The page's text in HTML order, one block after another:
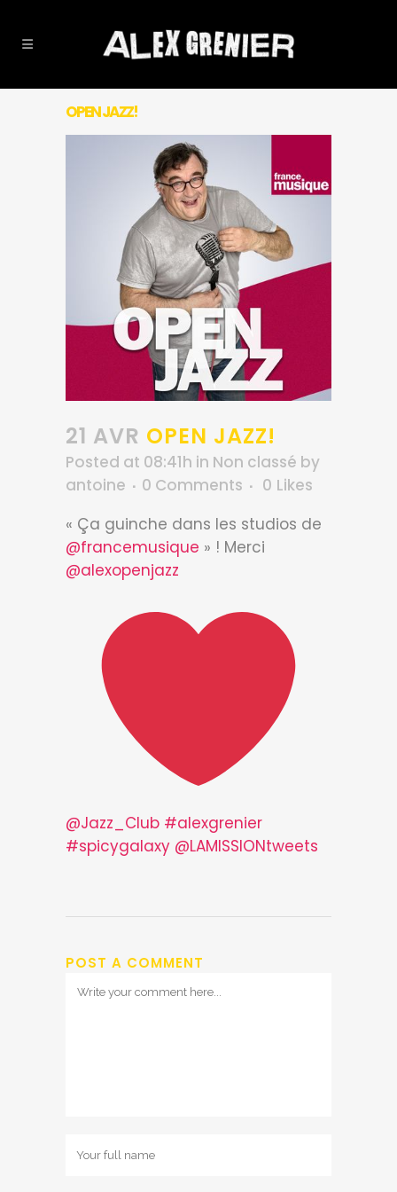
OPEN JAZZ!
21 AVR OPEN JAZZ!
Posted at 08:41h in Non classé by
antoine
0 Comments 0 Likes
« Ça guinche dans les studios de
@francemusique » ! Merci
@alexopenjazz
@Jazz_Club #alexgrenier
#spicygalaxy @LAMISSIONtweets
POST A COMMENT